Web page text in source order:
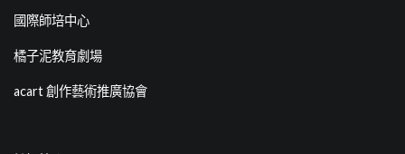
國際師培中心
橘子泥教育劇場
acart 創作藝術推廣協會